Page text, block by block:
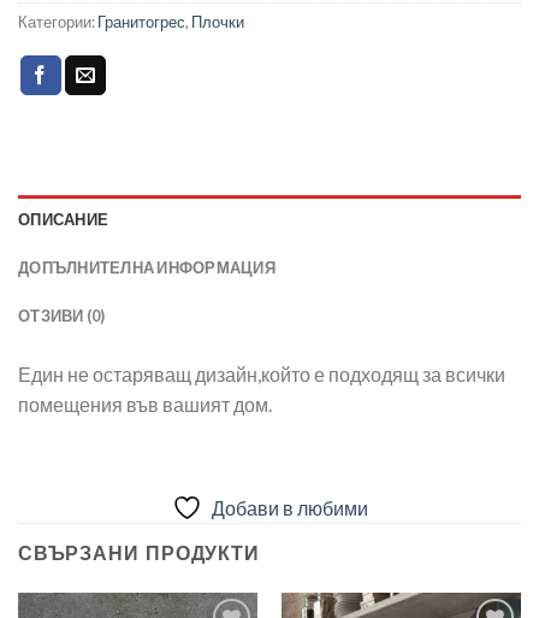
Категории:Гранитогрес, Плочки
ОПИСАНИЕ
ДОПЪЛНИТЕЛНА ИНФОРМАЦИЯ
ОТЗИВИ (0)
Един не остаряващ дизайн,който е подходящ за всички
помещения във вашият дом.
Добави в любими
СВЪРЗАНИ ПРОДУКТИ